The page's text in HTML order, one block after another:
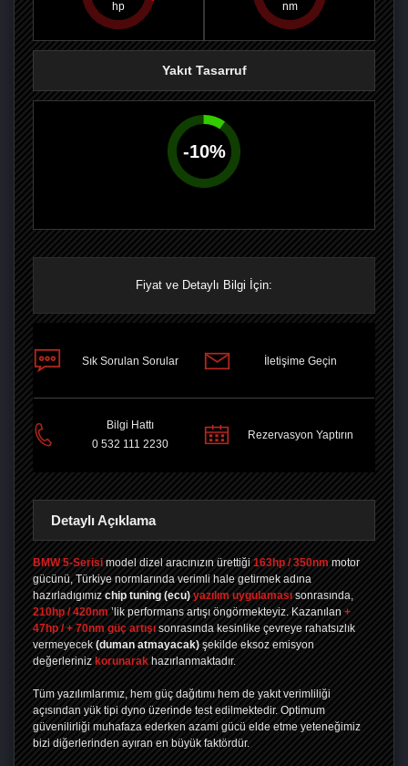
PAYLAŞPAYLAŞPLUS'TA
Yakıt Tasarruf
-10%
Fiyat ve Detaylı Bilgi İçin:
Sık Sorulan Sorular İletişime Geçin
Bilgi Hattı
0 532 111 2230
Rezervasyon Yaptırın
Detaylı Açıklama
BMW 5-Serisi model dizel aracınızın ürettiği 163hp / 350nm motor
gücünü, Türkiye normlarında verimli hale getirmek adına
hazırladıgımız chip tuning (ecu) yazılım uygulaması sonrasında,
210hp / 420nm ’lik performans artışı öngörmekteyiz. Kazanılan +
47hp / + 70nm güç artışı sonrasında kesinlike çevreye rahatsızlık
vermeyecek (duman atmayacak) şekilde eksoz emisyon
değerleriniz korunarak hazırlanmaktadır.
Tüm yazılımlarımız, hem güç dağıtımı hem de yakıt verimliliği
açısından yük tipi dyno üzerinde test edilmektedir. Optimum
güvenilirliği muhafaza ederken azami gücü elde etme yeteneğimiz
bizi diğerlerinden ayıran en büyük faktördür.